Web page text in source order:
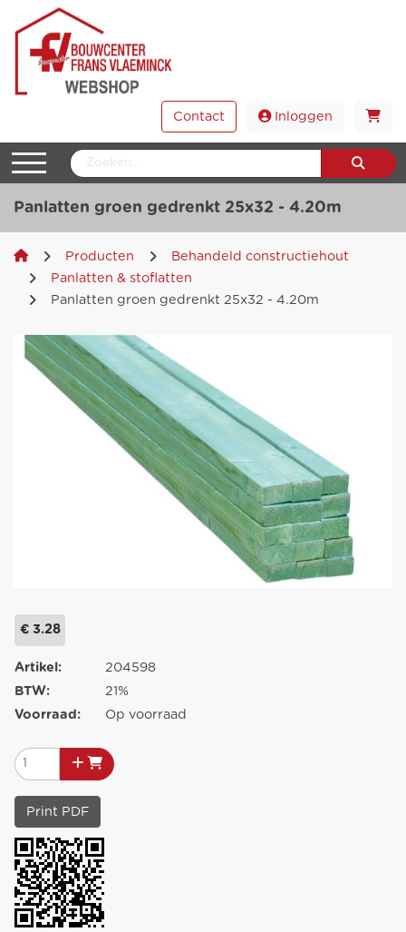
Contact Inloggen
Panlatten groen gedrenkt 25x32 - 4.20m
Producten
Behandeld constructiehout
Panlatten & stoflatten
Panlatten groen gedrenkt 25x32 - 4.20m
€ 3.28
Artikel:
204598
BTW:
21%
Voorraad:
Op voorraad
Print PDF